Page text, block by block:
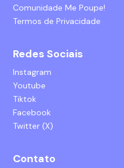
Comunidade Me Poupe!
Termos de Privacidade
Redes Sociais
Instagram
Youtube
Tiktok
Facebook
Twitter (X)
Contato